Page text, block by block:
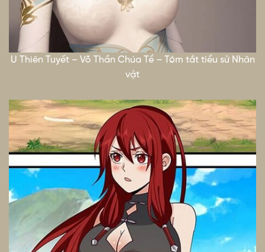
U Thiên Tuyết – Võ Thần Chúa Tể – Tóm tắt tiểu sử Nhân
vật